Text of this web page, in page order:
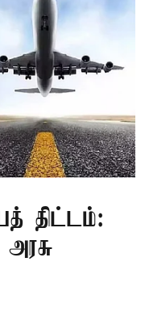
திட்டம்: